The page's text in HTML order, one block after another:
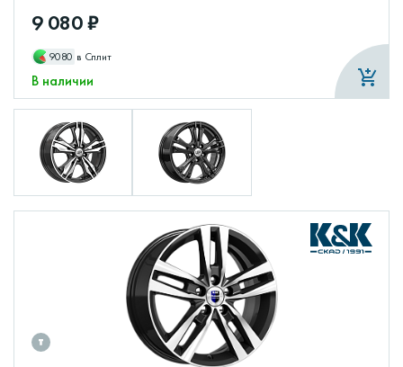
9 080 ₽
9080 в Сплит
В наличии